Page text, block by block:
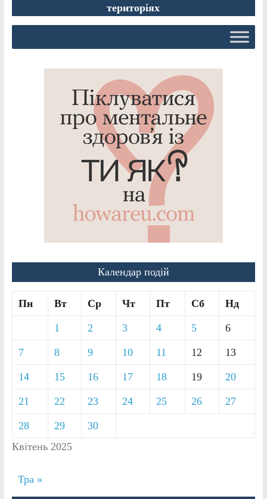
територіях
Календар подій
Квітень 2025
Пн Вт Ср Чт Пт Сб Нд
1 2 3 4 5 6
7 8 9 10 11 12 13
14 15 16 17 18 19 20
21 22 23 24 25 26 27
28 29 30
Тра »